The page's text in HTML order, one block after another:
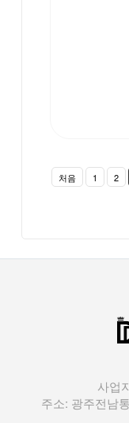
처음 1 2
사업
주소: 광주전남